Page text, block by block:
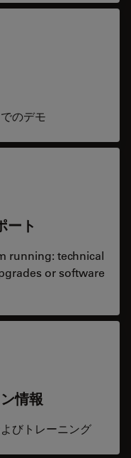
のデモ
ート
running: technical
or software
情報
びトレーニング